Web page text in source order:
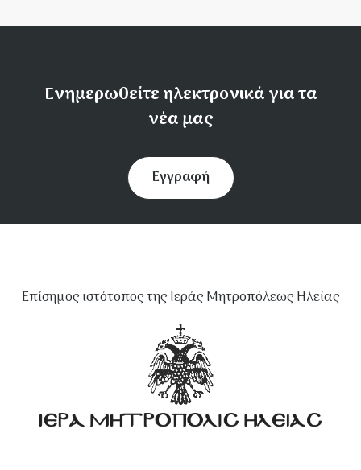
Ενημερωθείτε ηλεκτρονικά για τα
νέα μας
Εγγραφή
Επίσημος ιστότοπος της Ιεράς Μητροπόλεως Ηλείας